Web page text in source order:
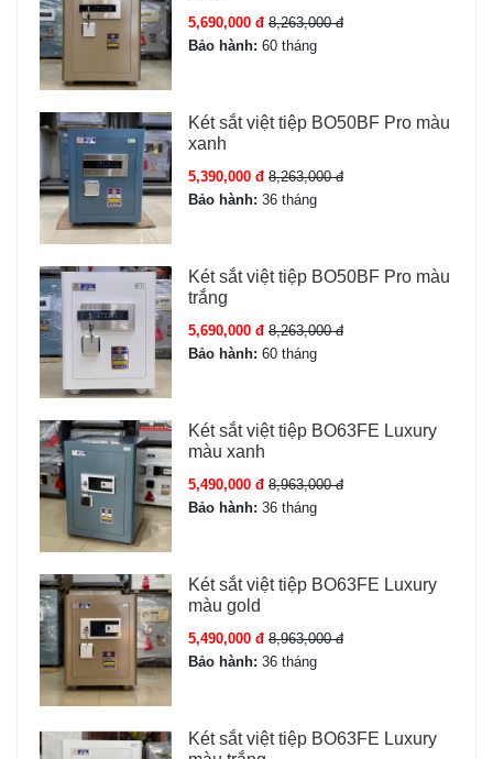
Nguồn 04 pin AA (pin tiểu 1.5V)
Cấu tạo Két sắt Liberty LB68-S7II-PRO
Cấu tạo Két sắt Liberty LB68 S7II Pro:
Vỏ thép đúc đặc 2 lớp, cánh cửa dày 10mm, thân két
dày 6mm
chìm chống cạy
Lớp cách nhiệt chống cháy giữa 2 lớp thép
Pin: 4 viên AA Alkaline (dùng ~12 tháng), có hộp kích
pin tạm thời
Chân két bọc cao su chống trượt, có lỗ bắt vít cố định
Bảng thông số LB68-S7II-PRO:
Mã:LB68-S7II-PRO
Trọng lượng:
120 kg
KT ngoài: 68 × 50 × 42 cm
Màu:Gold Be
Bảo hành: 24 tháng chính hãng
Đặc tính sản phẩm Két sắt Liberty
LB68-S7II-PRO
5,690,000 đ 8,263,000 đ
Bảo hành: 60 tháng
Két sắt việt tiệp BO50BF Pro màu
xanh
5,390,000 đ 8,263,000 đ
Bảo hành: 36 tháng
Két sắt việt tiệp BO50BF Pro màu
trắng
5,690,000 đ 8,263,000 đ
Bảo hành: 60 tháng
Két sắt việt tiệp BO63FE Luxury
màu xanh
5,490,000 đ 8,963,000 đ
Bảo hành: 36 tháng
Két sắt việt tiệp BO63FE Luxury
màu gold
5,490,000 đ 8,963,000 đ
Bảo hành: 36 tháng
Két sắt việt tiệp BO63FE Luxury